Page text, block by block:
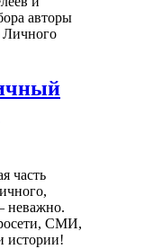
авторы
Личного
часть
неважно.
СМИ,
истории!